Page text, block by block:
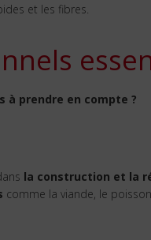
et les fibres.
à prendre en compte ?
la construction et la
comme la viande, le